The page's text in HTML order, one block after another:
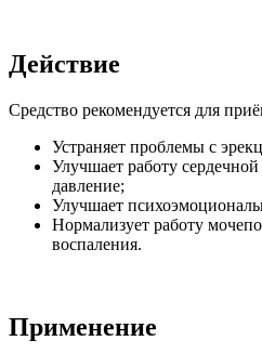
Действие
Средство рекомендуется для
Устраняет проблемы с
Улучшает работу
давление;
Улучшает
Нормализует работу
воспаления.
Применение